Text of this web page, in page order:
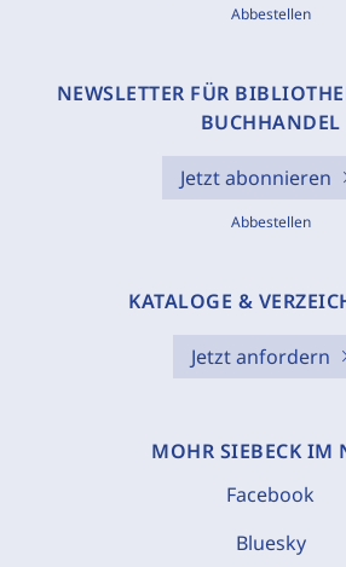
Abbestellen
NEWSLETTER FÜR
BUCHHANDEL
Jetzt abonnieren
Abbestellen
KATALOGE &
Jetzt anfordern
MOHR SIEBECK IM
Facebook
Bluesky